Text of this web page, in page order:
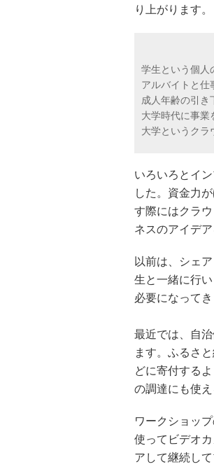
り上がります。
学生という個人
アルバイトと仕
成人年齢の引き
大学時代に事業
大学というクラ
いろいろとイ
した。資金力
す際にはクラ
ネスのアイデ
以前は、シェ
生と一緒に行
必要になって
最近では、自
ます。ふるさ
どに寄付する
の調達にも使え
ワークショッ
使ってビデオ
アして継続し